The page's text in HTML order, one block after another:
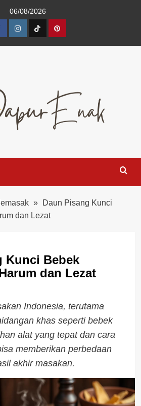
06/08/2026
Instagram
TikTokPinterest
»
Daun Pisang Kunci
dan Lezat
Kunci Bebek
dan Lezat
Indonesia, terutama
khas seperti bebek
alat yang tepat dan cara
memberikan perbedaan
akhir masakan.